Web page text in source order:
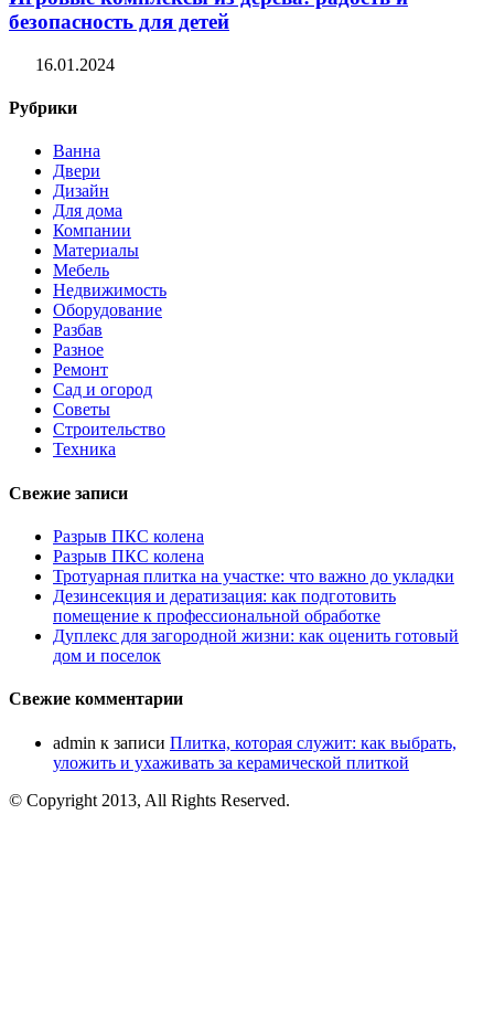
безопасность для детей
16.01.2024
Рубрики
Ванна
Двери
Дизайн
Для дома
Компании
Материалы
Мебель
Недвижимость
Оборудование
Разбав
Разное
Ремонт
Сад и огород
Советы
Строительство
Техника
Свежие записи
Разрыв ПКС колена
Разрыв ПКС колена
Тротуарная плитка на участке: что важно до укладки
Дезинсекция и дератизация: как подготовить
помещение к профессиональной обработке
Дуплекс для загородной жизни: как оценить готовый
дом и поселок
Свежие комментарии
admin к записи Плитка, которая служит: как выбрать,
уложить и ухаживать за керамической плиткой
© Copyright 2013, All Rights Reserved.